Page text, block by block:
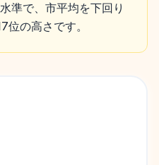
準で、市平均を下回り
位の高さです。